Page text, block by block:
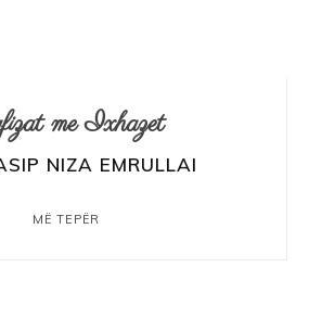
me Ixhazet
NIZA EMRULLAI
MË TEPËR